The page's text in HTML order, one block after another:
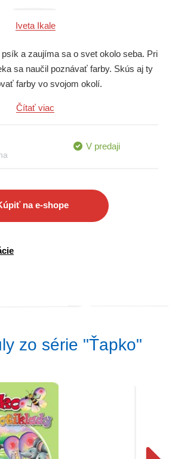
Iveta Ikale
a zaujíma sa o svet okolo seba. Pri
sa naučil poznávať farby. Skús aj ty
farby vo svojom okolí.
Čítať viac
V predaji
na e-shope
zo série "Ťapko"